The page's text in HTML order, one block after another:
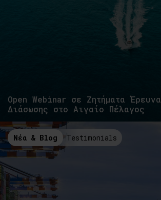
Open Webinar σε Ζητήματα
Διάσωσης στο Αιγαίο Πέλαγος
Νέα & Blog Testimonials